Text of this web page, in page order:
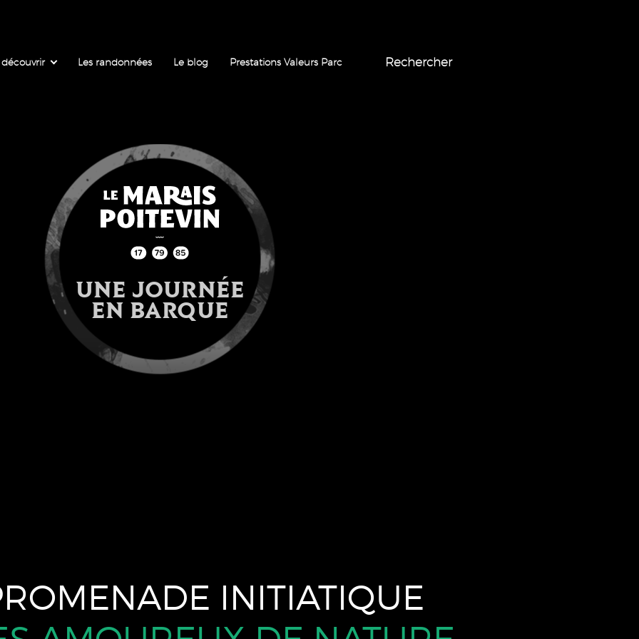
Les randonnées Le blog Prestations Valeurs Parc Rechercher
UNE JOURNÉE
EN BARQUE
INITIATIQUE